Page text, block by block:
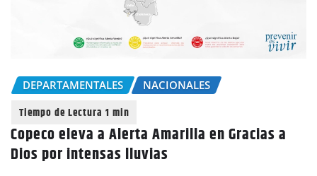
DEPARTAMENTALES NACIONALES
Copeco eleva a Alerta Amarilla en Gracias a
Dios por intensas lluvias